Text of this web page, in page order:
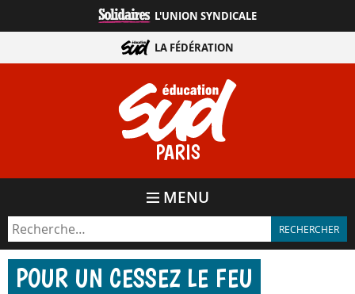
directement
contenu
PARIS
L'UNION SYNDICALE
LA FÉDÉRATION
MENU
POUR UN CESSEZ LE FEU